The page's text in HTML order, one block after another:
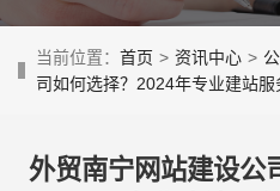
当前位置： 首页 > 资讯中心 >
司如何选择？2024年专业建站
外贸南宁网站建设公